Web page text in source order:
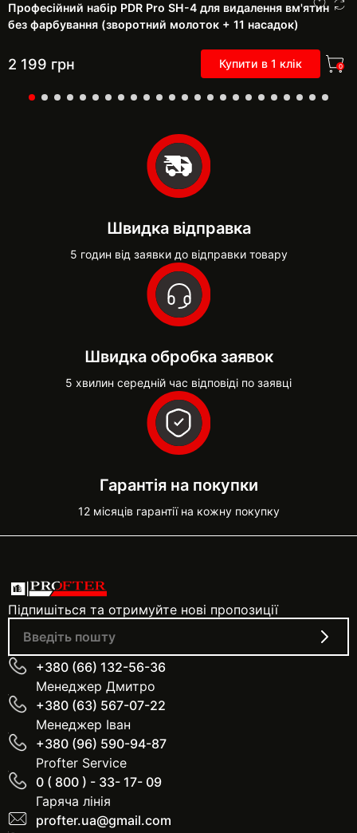
Професійний набір PDR Pro SH-4 для видалення вм'ятин
без фарбування (зворотний молоток + 11 насадок)
2 199 грн Купити в 1 клік 0
Швидка відправка
5 годин від заявки до відправки товару
Швидка обробка заявок
5 хвилин середній час відповіді по заявці
Гарантія на покупки
12 місяців гарантії на кожну покупку
Підпишіться та отримуйте нові пропозиції
+380 (66) 132-56-36
Менеджер Дмитро
+380 (63) 567-07-22
Менеджер Іван
+380 (96) 590-94-87
Profter Service
0 ( 800 ) - 33- 17- 09
Гаряча лінія
profter.ua@gmail.com